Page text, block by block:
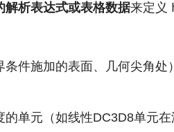
解析表达式或表格数据来定义
件施加的表面、几何尖角
的单元（如线性DC3D8单元